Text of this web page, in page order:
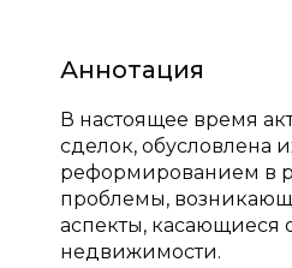
Аннотация
В настоящее время
сделок, обусловлена
реформированием в
проблемы,
аспекты, касающиеся
недвижимости.